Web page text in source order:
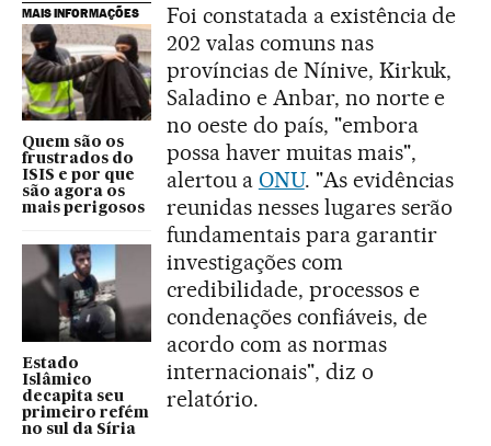
MAIS INFORMAÇÕES
Quem são os
frustrados do
ISIS e por que
são agora os
mais perigosos
Estado
Islâmico
decapita seu
primeiro refém
no sul da Síria
Foi constatada a existência de
202 valas comuns nas
províncias de Nínive, Kirkuk,
Saladino e Anbar, no norte e
no oeste do país, "embora
possa haver muitas mais",
alertou a ONU. "As evidências
reunidas nesses lugares serão
fundamentais para garantir
investigações com
credibilidade, processos e
condenações confiáveis, de
acordo com as normas
internacionais", diz o
relatório.